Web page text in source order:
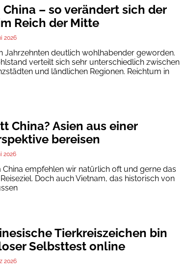
– so verändert sich der
Reich der Mitte
2026
Jahrzehnten deutlich wohlhabender geworden.
verteilt sich sehr unterschiedlich zwischen
und ländlichen Regionen. Reichtum in
China? Asien aus einer
bereisen
2026
empfehlen wir natürlich oft und gerne das
Doch auch Vietnam, das historisch von
Tierkreiszeichen bin
Selbsttest online
2026